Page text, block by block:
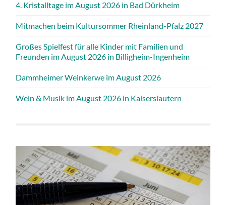
4. Kristalltage im August 2026 in Bad Dürkheim
Mitmachen beim Kultursommer Rheinland-Pfalz 2027
Großes Spielfest für alle Kinder mit Familien und
Freunden im August 2026 in Billigheim-Ingenheim
Dammheimer Weinkerwe im August 2026
Wein & Musik im August 2026 in Kaiserslautern